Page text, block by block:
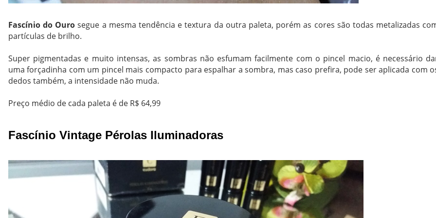
Fascínio do Ouro segue a mesma tendência e textura da outra paleta, porém as cores são todas metalizadas
partículas de brilho.
Super pigmentadas e muito intensas, as sombras não esfumam facilmente com o pincel macio, é necessário
uma forçadinha com um pincel mais compacto para espalhar a sombra, mas caso prefira, pode ser aplicada com
dedos também, a intensidade não muda.
Preço médio de cada paleta é de R$ 64,99
Fascínio Vintage Pérolas Iluminadoras